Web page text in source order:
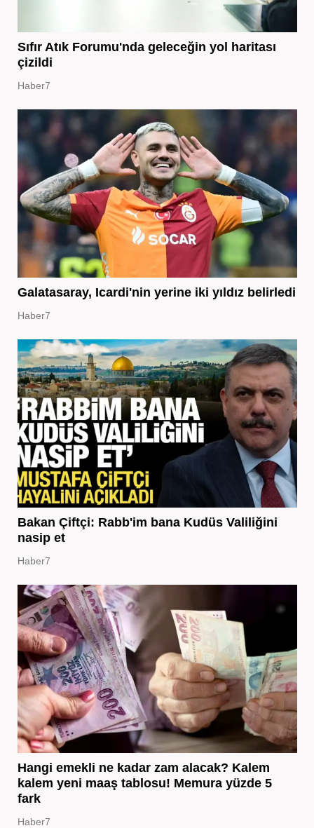
Sıfır Atık Forumu'nda geleceğin yol haritası
çizildi
Haber7
Galatasaray, Icardi'nin yerine iki yıldız belirledi
Haber7
Bakan Çiftçi: Rabb'im bana Kudüs Valiliğini
nasip et
Haber7
Hangi emekli ne kadar zam alacak? Kalem
kalem yeni maaş tablosu! Memura yüzde 5
fark
Haber7